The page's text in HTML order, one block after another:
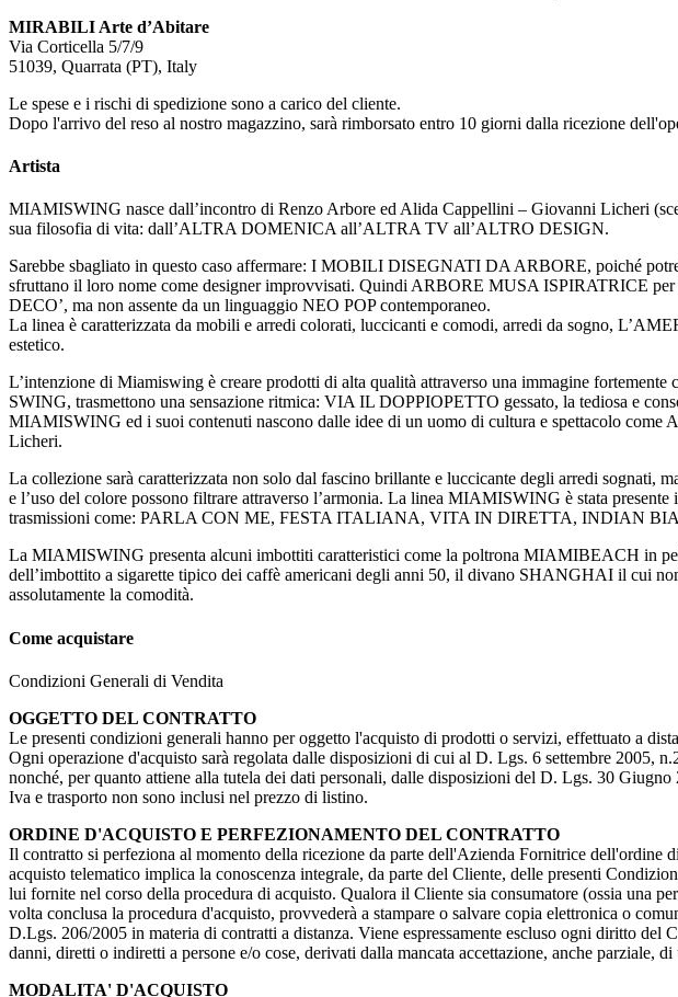
MIRABILI Arte d’Abitare
Via Corticella 5/7/9
51039, Quarrata (PT), Italy
Le spese e i rischi di spedizione sono a carico del cliente.
Dopo l'arrivo del reso al nostro magazzino, sarà rimborsato entro 10 giorni dalla ricezione
Artista
MIAMISWING nasce dall’incontro di Renzo Arbore ed Alida Cappellini – Giovanni Licheri
sua filosofia di vita: dall’ALTRA DOMENICA all’ALTRA TV all’ALTRO DESIGN.
Sarebbe sbagliato in questo caso affermare: I MOBILI DISEGNATI DA ARBORE, poiché
sfruttano il loro nome come designer improvvisati. Quindi ARBORE MUSA ISPIRATRICE
DECO’, ma non assente da un linguaggio NEO POP contemporaneo.
La linea è caratterizzata da mobili e arredi colorati, luccicanti e comodi, arredi da sogno,
estetico.
L’intenzione di Miamiswing è creare prodotti di alta qualità attraverso una immagine
SWING, trasmettono una sensazione ritmica: VIA IL DOPPIOPETTO gessato, la tediosa e
MIAMISWING ed i suoi contenuti nascono dalle idee di un uomo di cultura e spettacolo
Licheri.
La collezione sarà caratterizzata non solo dal fascino brillante e luccicante degli arredi
e l’uso del colore possono filtrare attraverso l’armonia. La linea MIAMISWING è stata
trasmissioni come: PARLA CON ME, FESTA ITALIANA, VITA IN DIRETTA, INDIAN
La MIAMISWING presenta alcuni imbottiti caratteristici come la poltrona MIAMIBEACH in
dell’imbottito a sigarette tipico dei caffè americani degli anni 50, il divano SHANGHAI il cui
assolutamente la comodità.
Come acquistare
Condizioni Generali di Vendita
OGGETTO DEL CONTRATTO
Le presenti condizioni generali hanno per oggetto l'acquisto di prodotti o servizi, effettuato a
Ogni operazione d'acquisto sarà regolata dalle disposizioni di cui al D. Lgs. 6 settembre 2005,
nonché, per quanto attiene alla tutela dei dati personali, dalle disposizioni del D. Lgs. 30 Giugno
Iva e trasporto non sono inclusi nel prezzo di listino.
ORDINE D'ACQUISTO E PERFEZIONAMENTO DEL CONTRATTO
Il contratto si perfeziona al momento della ricezione da parte dell'Azienda Fornitrice
acquisto telematico implica la conoscenza integrale, da parte del Cliente, delle presenti
lui fornite nel corso della procedura di acquisto. Qualora il Cliente sia consumatore (ossia una
volta conclusa la procedura d'acquisto, provvederà a stampare o salvare copia elettronica o
D.Lgs. 206/2005 in materia di contratti a distanza. Viene espressamente escluso ogni diritto
danni, diretti o indiretti a persone e/o cose, derivati dalla mancata accettazione, anche parziale, di
MODALITA' D'ACQUISTO